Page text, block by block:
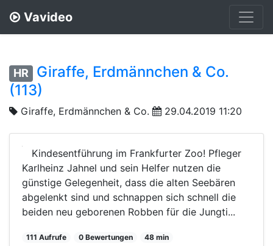
Vavideo
HR
Giraffe, Erdmännchen & Co.
(113)
Giraffe, Erdmännchen & Co. 29.04.2019 11:20
Kindesentführung im Frankfurter Zoo! Pfleger
Karlheinz Jahnel und sein Helfer nutzen die
günstige Gelegenheit, dass die alten Seebären
abgelenkt sind und schnappen sich schnell die
beiden neu geborenen Robben für die Jungti...
111 Aufrufe 0 Bewertungen
48 min